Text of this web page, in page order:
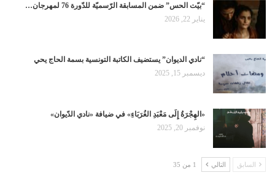
“بيّت الحس” ضمن المسابقة الرّسميّة للدّورة 76 لمهرجان…
يناير 22, 2026
“نادي الديوان” يستضيف الكاتبة التونسية بسمة الحاج يحي
ديسمبر 15, 2025
«الهِجْرَةُ إِلَى مَعْبَدِ الغُرَبَاءِ» في ضيافة «نادي الدّيوان»
نوفمبر 20, 2025
السابق التالي 1 من 35